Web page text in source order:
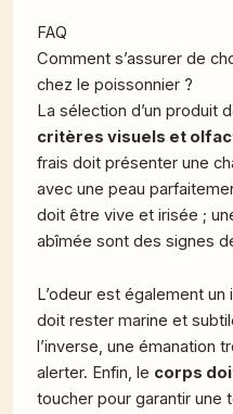
FAQ
Comment s’assurer de
chez le poissonnier ?
La sélection d’un produit
critères visuels et
frais doit présenter une
avec une peau
doit être vive et irisée ;
abîmée sont des signes
L’odeur est également
doit rester marine et
l’inverse, une émanation
alerter. Enfin, le corps
toucher pour garantir une